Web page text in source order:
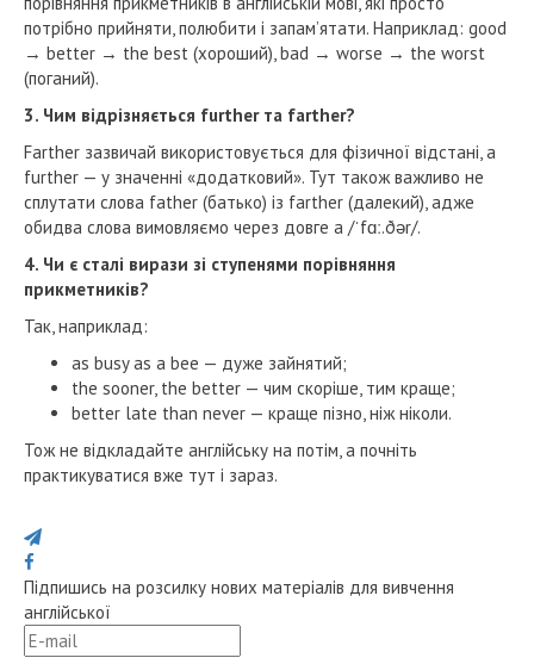
потрібно прийняти, полюбити і запам’ятати. Наприклад: good
→ better → the best (хороший), bad → worse → the worst
(поганий).
3. Чим відрізняється further та farther?
Farther зазвичай використовується для фізичної відстані, а
further — у значенні «додатковий». Тут також важливо не
сплутати слова father (батько) із farther (далекий), адже
обидва слова вимовляємо через довге а /ˈfɑː.ðər/.
4. Чи є сталі вирази зі ступенями порівняння
прикметників?
Так, наприклад:
as busy as a bee — дуже зайнятий;
the sooner, the better — чим скоріше, тим краще;
better late than never — краще пізно, ніж ніколи.
Тож не відкладайте англійську на потім, а почніть
практикуватися вже тут і зараз.
Підпишись на розсилку нових матеріалів для вивчення
англійської